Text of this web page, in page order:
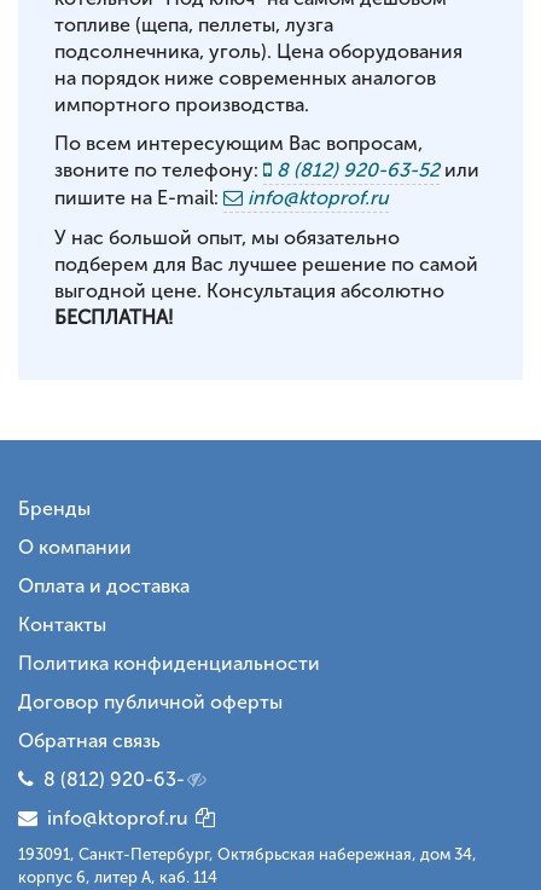
топливе (щепа, пеллеты, лузга
подсолнечника, уголь). Цена оборудования
на порядок ниже современных аналогов
импортного производства.
По всем интересующим Вас вопросам,
звоните по телефону:
8 (812) 920-63-52или
пишите на E-mail:
info@ktoprof.ru
У нас большой опыт, мы обязательно
подберем для Вас лучшее решение по самой
выгодной цене. Консультация абсолютно
БЕСПЛАТНА!
Бренды
О компании
Оплата и доставка
Контакты
Политика конфиденциальности
Договор публичной оферты
Обратная связь
8 (812) 920-63-
info@ktoprof.ru
193091, Санкт-Петербург, Октябрьская набережная, дом 34,
корпус 6, литер А, каб. 114